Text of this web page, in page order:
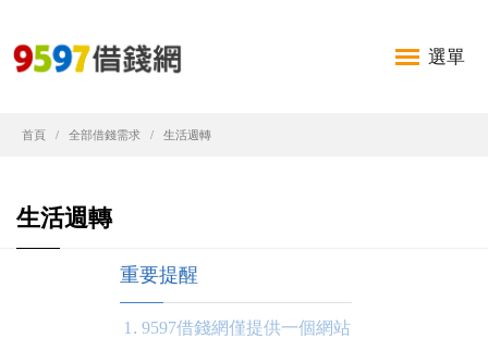
選單
首頁 全部借錢需求 生活週轉
生活週轉
重要提醒
9597借錢網僅提供一個網站